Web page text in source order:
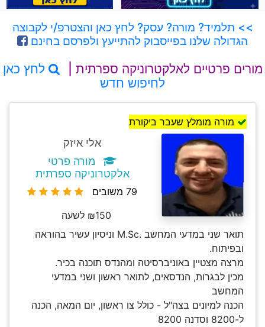
>> תלמיד? מורה? עסק? לחץ כאן והצטרפ/י לקבוצה
הגדולה שלנו בפייסבוק להתייעץ ולפרסם בחינם
מורים פרטיים לאלקטרוניקה ספרתית |
לחץ כאן
לחיפוש חדש
מורה מומלץ שעבר ביקורת
אלי איזק
מורה פרטי
אלקטרוניקה ספרתית
79 משובים
₪150 לשעה
תואר שני במדעי המחשב .M.Sc וניסיון עשיר בהוראה
ובפיתוח.
מרצה מצטיין באוניברסיטה ומהנדס תוכנה בכיר.
מכין לבגרות, הנדסאים, לתואר ראשון ושני במדעי
המחשב
הכנה למיונים בצה"ל - כולל צו ראשון, יום המאה, הכנה
ל-8200 וסדנה 8200